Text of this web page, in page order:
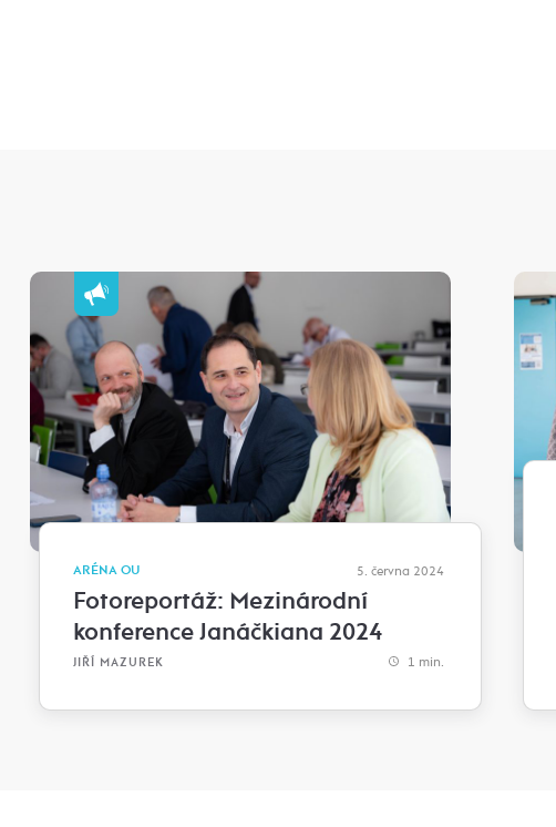
ARÉNA OU 5. června 2024
Fotoreportáž: Mezinárodní
konference Janáčkiana 2024
JIŘÍ MAZUREK 1 min.